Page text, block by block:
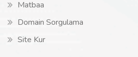
Matbaa
Domain Sorgulama
Site Kur